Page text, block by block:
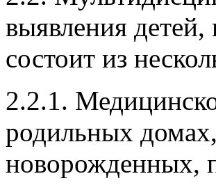
2.2.
выявления
состоит из
2.2.1.
родильных